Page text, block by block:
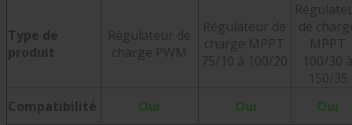
Type de
produit
Régulateur de
charge PWM
Régulateur de
charge MPPT
75/10 à 100/20
de
MPPT
100/30 à
150/35
Compatibilité
Oui Oui Oui